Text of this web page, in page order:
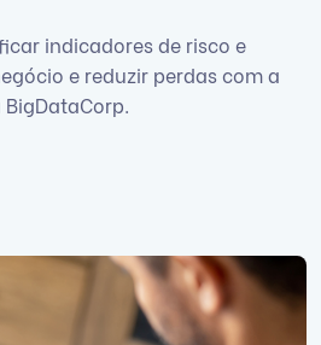
indicadores de risco e
e reduzir perdas com a